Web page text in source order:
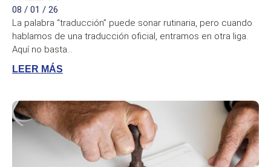
08 / 01 / 26
La palabra “traducción” puede sonar rutinaria, pero cuando
hablamos de una traducción oficial, entramos en otra liga.
Aquí no basta...
LEER MÁS